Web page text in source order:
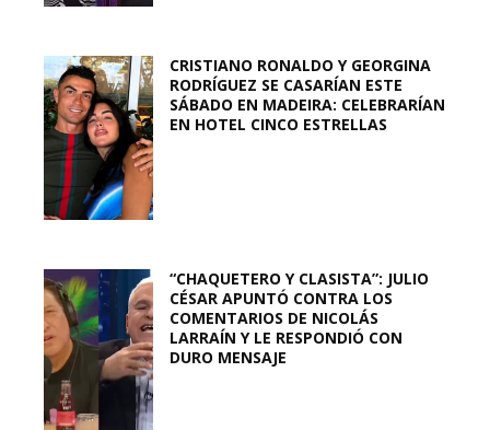
CRISTIANO RONALDO Y GEORGINA
RODRÍGUEZ SE CASARÍAN ESTE
SÁBADO EN MADEIRA: CELEBRARÍAN
EN HOTEL CINCO ESTRELLAS
“CHAQUETERO Y CLASISTA”: JULIO
CÉSAR APUNTÓ CONTRA LOS
COMENTARIOS DE NICOLÁS
LARRAÍN Y LE RESPONDIÓ CON
DURO MENSAJE